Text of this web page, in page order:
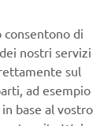
YZF-R1M
R1M are also
Racing
di
nostri servizi
sul
ad esempio
base al vostro